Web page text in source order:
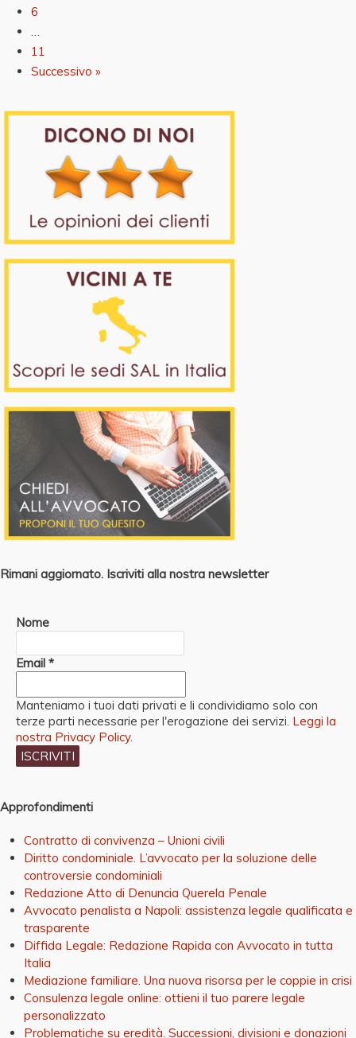
6
11
Successivo »
Rimani aggiornato. Iscriviti alla nostra newsletter
Nome
Email *
Manteniamo i tuoi dati privati e li condividiamo solo con
terze parti necessarie per l'erogazione dei servizi. Leggi la
nostra Privacy Policy.
Approfondimenti
Contratto di convivenza – Unioni civili
Diritto condominiale. L’avvocato per la soluzione delle
controversie condominiali
Redazione Atto di Denuncia Querela Penale
Avvocato penalista a Napoli: assistenza legale qualificata e
trasparente
Diffida Legale: Redazione Rapida con Avvocato in tutta
Italia
Mediazione familiare. Una nuova risorsa per le coppie in crisi
Consulenza legale online: ottieni il tuo parere legale
personalizzato
Problematiche su eredità. Successioni, divisioni e donazioni